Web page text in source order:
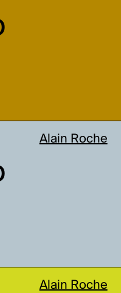
Alain Roche
Alain Roche